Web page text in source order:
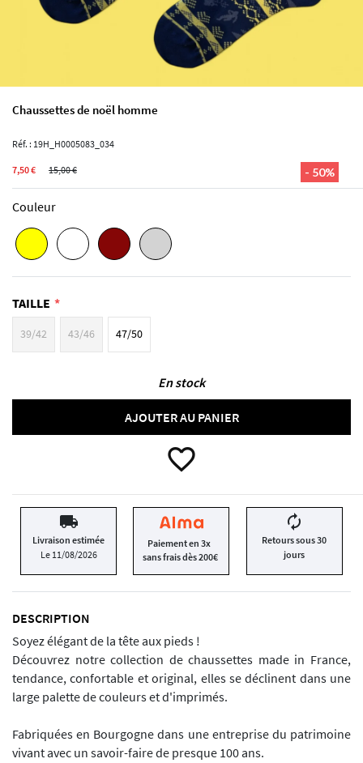
Chaussettes de noël homme
Réf. : 19H_H0005083_034
- 50%
7,50 € 15,00 €
Couleur
TAILLE
39/42 43/46 47/50
En stock
AJOUTER AU PANIER
favorite_border
local_shipping
Livraison estimée
Le 11/08/2026
Paiement en 3x
sans frais dès 200€
autorenew
Retours sous 30
jours
DESCRIPTION
Soyez élégant de la tête aux pieds !
Découvrez notre collection de chaussettes made in France,
tendance, confortable et original, elles se déclinent dans une
large palette de couleurs et d'imprimés.
Fabriquées en Bourgogne dans une entreprise du patrimoine
vivant avec un savoir-faire de presque 100 ans.